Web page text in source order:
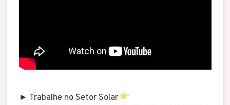
► Trabalhe no Setor Solar